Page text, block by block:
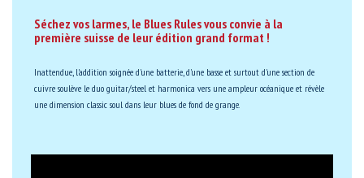
Séchez vos larmes, le Blues Rules vous convie à la
première suisse de leur édition grand format !
Inattendue, l'addition soignée d'une batterie, d'une basse et surtout d'une section de
cuivre soulève le duo guitar/steel et harmonica vers une ampleur océanique et révèle
une dimension classic soul dans leur blues de fond de grange.